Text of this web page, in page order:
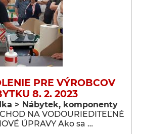
PRE VÝROBCOV
8. 2. 2023
> Nábytek, komponenty
NA VODOURIEDITEĽNÉ
ÚPRAVY Ako sa …